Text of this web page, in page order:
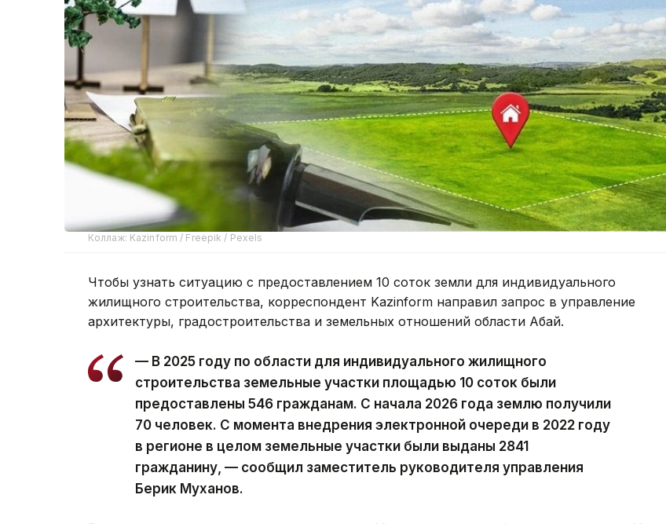
Коллаж: Kazinform / Freepik / Pexels
Чтобы узнать ситуацию с предоставлением 10 соток земли для индивидуального
жилищного строительства, корреспондент Kazinform направил запрос в управление
архитектуры, градостроительства и земельных отношений области Абай.
— В 2025 году по области для индивидуального жилищного
строительства земельные участки площадью 10 соток были
предоставлены 546 гражданам. С начала 2026 года землю получили
70 человек. С момента внедрения электронной очереди в 2022 году
в регионе в целом земельные участки были выданы 2841
гражданину, — сообщил заместитель руководителя управления
Берик Муханов.